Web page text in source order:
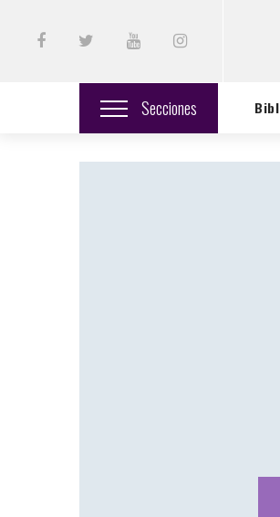
Secciones